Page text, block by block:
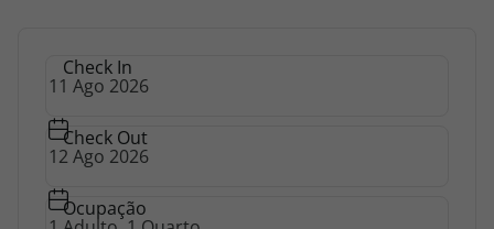
Check In
Check Out
Ocupação